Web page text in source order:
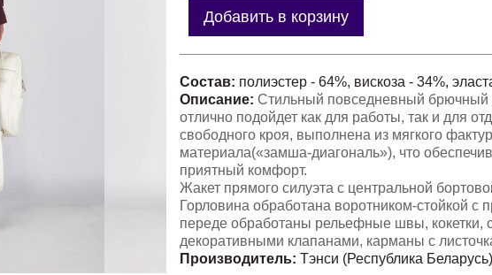
Добавить в корзину
Состав: полиэстер - 64%, вискоза - 34%,
Описание: Стильный повседневный брючный
отлично подойдет как для работы, так и для
свободного кроя, выполнена из мягкого
материала(«замша-диагональ»), что
приятный комфорт.
Жакет прямого силуэта с центральной
Горловина обработана воротником-стойкой
переде обработаны рельефные швы, кокетки,
декоративными клапанами, карманы с
длинный, снизу на манжете. Спинка со
Производитель: Тэнси (Республика Беларусь)